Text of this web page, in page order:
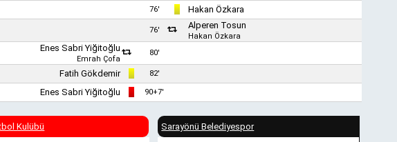
76' Hakan Özkara
76' Alperen Tosun
Hakan Özkara
Enes Sabri Yiğitoğlu
Emrah Çofa
80'
Fatih Gökdemir 82'
Enes Sabri Yiğitoğlu 90+7'
Kulübü Sarayönü Belediyespor